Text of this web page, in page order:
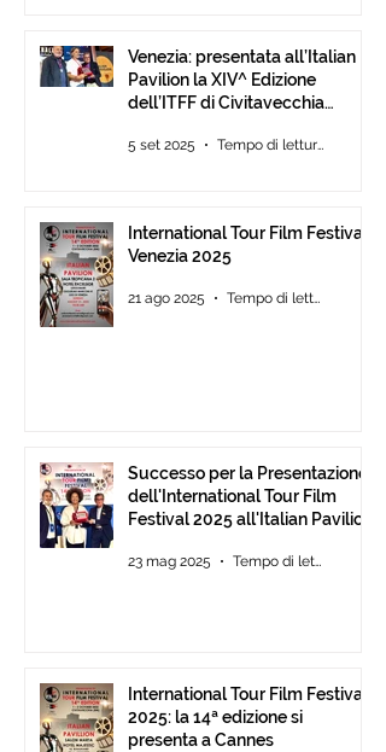
Venezia: presentata all’Italian
Pavilion la XIV^ Edizione
dell’ITFF di Civitavecchia
Award 2025
5 set 2025 Tempo di lettura: 3 min
International Tour Film Festival
Venezia 2025
21 ago 2025 Tempo di lettura: 3 min
Successo per la Presentazione
dell'International Tour Film
Festival 2025 all'Italian Pavilion
23 mag 2025 Tempo di lettura: 2 min
International Tour Film Festival
2025: la 14ª edizione si
presenta a Cannes